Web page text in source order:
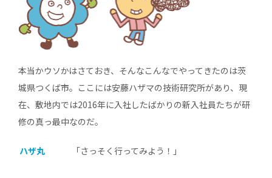
本当かウソかはさておき、そんなこんなでやってきたのは茨
城県つくば市。ここには安藤ハザマの技術研究所があり、現
在、敷地内では2016年に入社したばかりの新入社員たちが研
修の真っ最中なのだ。
ハザ丸 「さっそく行ってみよう！」